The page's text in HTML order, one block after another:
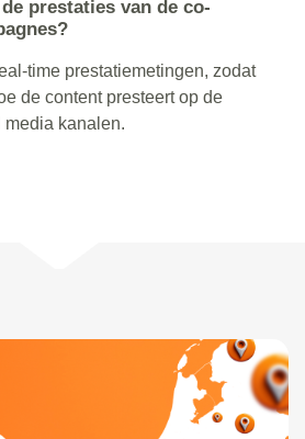
prestaties van de co-
time prestatiemetingen, zodat
de content presteert op de
kanalen.